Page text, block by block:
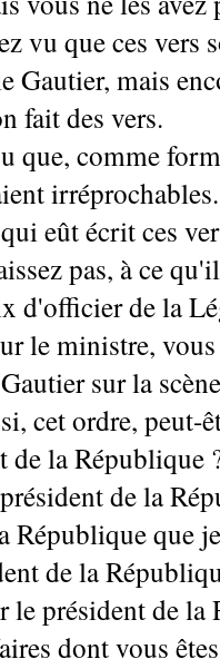
vu que ces vers
Gautier, mais
fait des vers.
que, comme
irréprochables.
eût écrit ces
pas, à ce
d'officier de la
le ministre,
sur la
cet ordre, peut-
de la République
de la
République que
de la
le président de
dont vous